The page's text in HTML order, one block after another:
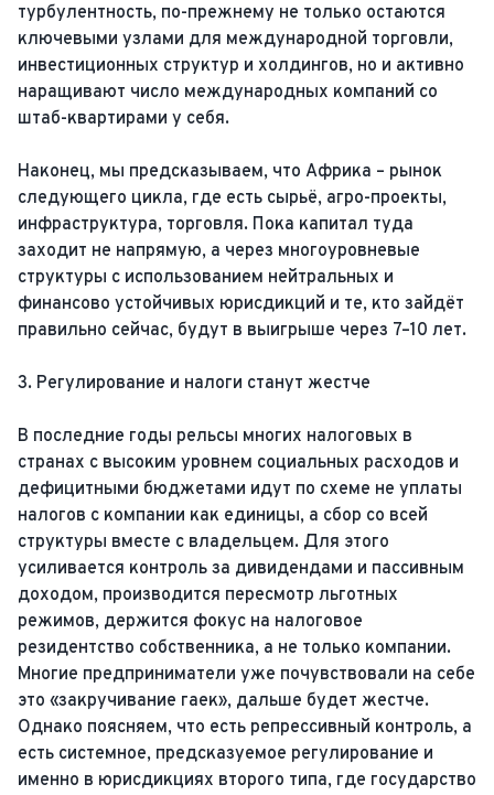
турбулентность, по-прежнему не только остаются
ключевыми узлами для международной торговли,
инвестиционных структур и холдингов, но и активно
наращивают число международных компаний со
штаб-квартирами у себя.
Наконец, мы предсказываем, что Африка – рынок
следующего цикла, где есть сырьё, агро-проекты,
инфраструктура, торговля. Пока капитал туда
заходит не напрямую, а через многоуровневые
структуры с использованием нейтральных и
финансово устойчивых юрисдикций и те, кто зайдёт
правильно сейчас, будут в выигрыше через 7–10 лет.
3. Регулирование и налоги станут жестче
В последние годы рельсы многих налоговых в
странах с высоким уровнем социальных расходов и
дефицитными бюджетами идут по схеме не уплаты
налогов с компании как единицы, а сбор со всей
структуры вместе с владельцем. Для этого
усиливается контроль за дивидендами и пассивным
доходом, производится пересмотр льготных
режимов, держится фокус на налоговое
резидентство собственника, а не только компании.
Многие предприниматели уже почувствовали на себе
это «закручивание гаек», дальше будет жестче.
Однако поясняем, что есть репрессивный контроль, а
есть системное, предсказуемое регулирование и
именно в юрисдикциях второго типа, где государство